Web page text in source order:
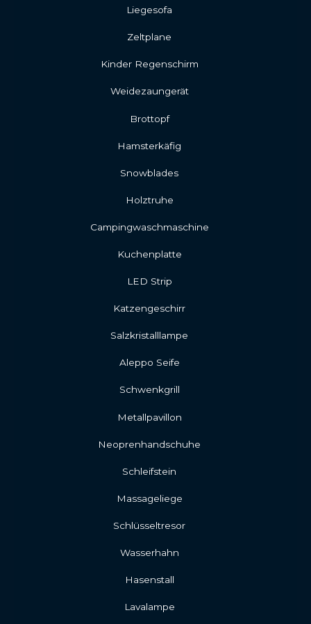
Liegesofa
Zeltplane
Kinder Regenschirm
Weidezaungerät
Brottopf
Hamsterkäfig
Snowblades
Holztruhe
Campingwaschmaschine
Kuchenplatte
LED Strip
Katzengeschirr
Salzkristalllampe
Aleppo Seife
Schwenkgrill
Metallpavillon
Neoprenhandschuhe
Schleifstein
Massageliege
Schlüsseltresor
Wasserhahn
Hasenstall
Lavalampe